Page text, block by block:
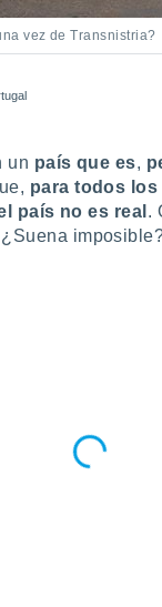
vez de Transnistria?
un país que es,
para todos
país no es real .